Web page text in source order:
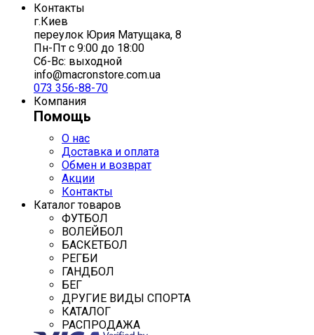
Контакты
г.Киев
переулок Юрия Матущака, 8
Пн-Пт с 9:00 до 18:00
Сб-Вс: выходной
info@macronstore.com.ua
073 356-88-70
Компания
Помощь
О нас
Доставка и оплата
Обмен и возврат
Акции
Контакты
Каталог товаров
ФУТБОЛ
ВОЛЕЙБОЛ
БАСКЕТБОЛ
РЕГБИ
ГАНДБОЛ
БЕГ
ДРУГИЕ ВИДЫ СПОРТА
КАТАЛОГ
РАСПРОДАЖА